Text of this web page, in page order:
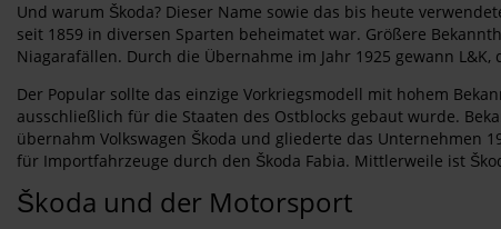
Und warum Škoda? Dieser Name sowie das bis heute
seit 1859 in diversen Sparten beheimatet war. Größere
Niagarafällen. Durch die Übernahme im Jahr 1925 gewann
Der Popular sollte das einzige Vorkriegsmodell mit hohem
ausschließlich für die Staaten des Ostblocks gebaut wurde.
übernahm Volkswagen Škoda und gliederte das Unternehmen
für Importfahrzeuge durch den Škoda Fabia. Mittlerweile ist
Škoda und der Motorsport